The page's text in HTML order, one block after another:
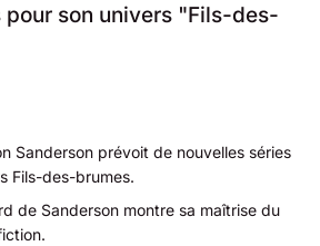
pour son univers "Fils-des-
Sanderson prévoit de nouvelles séries
Fils-des-brumes.
de Sanderson montre sa maîtrise du